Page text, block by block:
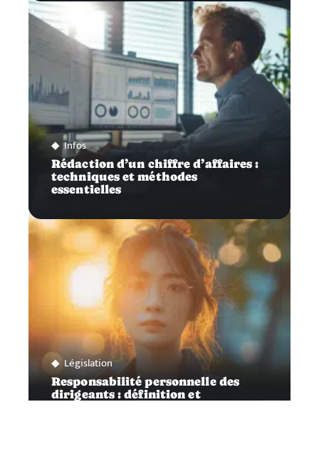
Infos
Rédaction d’un chiffre d’affaires :
techniques et méthodes
essentielles
Législation
Responsabilité personnelle des
dirigeants : définition et